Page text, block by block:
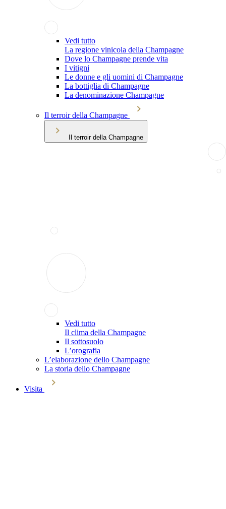
Vedi tutto
La regione vinicola della Champagne
Dove lo Champagne prende vita
I vitigni
Le donne e gli uomini di Champagne
La bottiglia di Champagne
La denominazione Champagne
Il terroir della Champagne
Il terroir della Champagne
Vedi tutto
Il clima della Champagne
Il sottosuolo
L’orografia
L’elaborazione dello Champagne
La storia dello Champagne
Visita